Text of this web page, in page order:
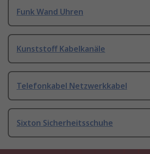
Funk Wand Uhren
Kunststoff Kabelkanäle
Telefonkabel Netzwerkkabel
Sixton Sicherheitsschuhe